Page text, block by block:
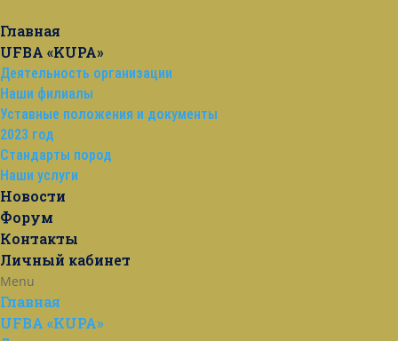
Главная
UFBA «KUPA»
Деятельность организации
Наши филиалы
Уставные положения и документы
2023 год
Стандарты пород
Наши услуги
Новости
Форум
Контакты
Личный кабинет
Menu
Главная
UFBA «KUPA»